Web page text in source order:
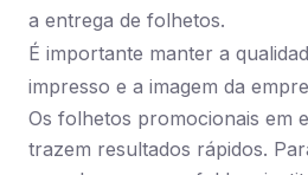
a entrega de folhetos.
É importante manter a
impresso e a imagem da
Os folhetos promocionais em
trazem resultados rápidos.